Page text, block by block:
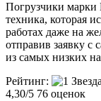
Погрузчики марки
техника, которая
работах даже на
отправив заявку с
из самых низких
Рейтинг:
4,30/5 76 оценок